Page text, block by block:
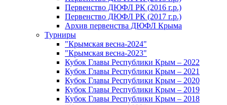
Первенство ДЮФЛ РК (2016 г.р.)
Первенство ДЮФЛ РК (2017 г.р.)
Архив первенства ДЮФЛ Крыма
Турниры
"Крымская весна-2024"
"Крымская весна-2023"
Кубок Главы Республики Крым – 2022
Кубок Главы Республики Крым – 2021
Кубок Главы Республики Крым – 2020
Кубок Главы Республики Крым – 2019
Кубок Главы Республики Крым – 2018